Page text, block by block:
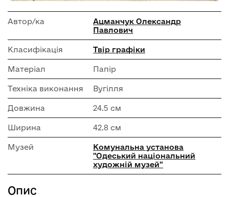
Автор/ка
Ацманчук Олександр
Павлович
Класифікація Твір графіки
Матеріал Папір
Техніка виконання Вугілля
Довжина 24.5 см
Ширина 42.8 см
Музей
Комунальна установа
"Одеський національний
художній музей"
Опис